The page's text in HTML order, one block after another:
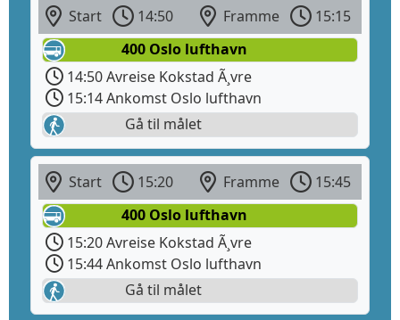
Start 14:50 Framme
15:15
400 Oslo lufthavn
14:50 Avreise Kokstad Ã¸vre
15:14 Ankomst Oslo lufthavn
Gå til målet
Start 15:20 Framme
15:45
400 Oslo lufthavn
15:20 Avreise Kokstad Ã¸vre
15:44 Ankomst Oslo lufthavn
Gå til målet